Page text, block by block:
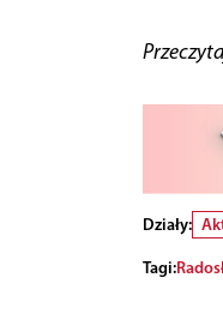
Działy:
Tagi: